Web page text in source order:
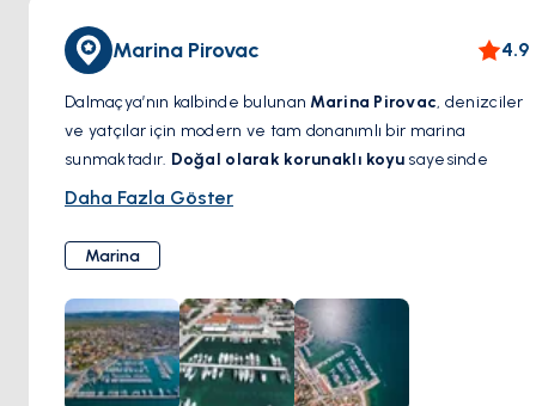
Marina Pirovac 4.9
Dalmaçya’nın kalbinde bulunan Marina Pirovac, denizciler
ve yatçılar için modern ve tam donanımlı bir marina
sunmaktadır. Doğal olarak korunaklı koyu sayesinde
güvenli bir bağlama noktası olup,
Olanaklar & Hizmetler:
Bağlama Yerleri:
su bağlantılarımevcuttur
Güvenlik:7/24kamera ve güvenlik personeli
konaklama
Hijyen Olanakları:
Modernduşlar, tuvaletler ve
Daha Fazla Göster
Marina